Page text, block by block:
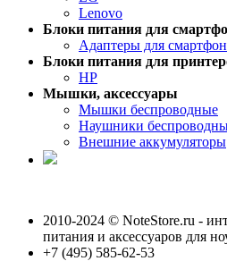
Lenovo
Блоки питания для
Адаптеры для
Блоки питания для
HP
Мышки, аксессуары
Мышки беспроводные
Наушники
Внешние аккумуляторы
2010-2024 © NoteStore.ru -
питания и аксессуаров для
+7 (495) 585-62-53